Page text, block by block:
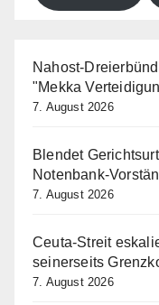
Nahost-
"Mekka
7. August 2026
Blendet
Notenbank-
7. August 2026
Ceuta-Streit
seinerseits
7. August 2026